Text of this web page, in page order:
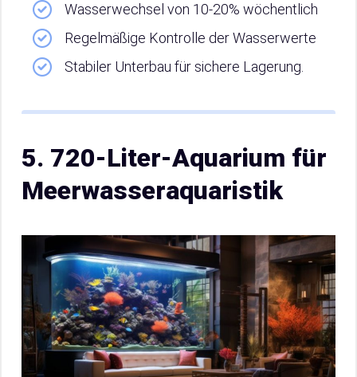
Wasserwechsel von 10-20% wöchentlich
Regelmäßige Kontrolle der Wasserwerte
Stabiler Unterbau für sichere Lagerung.
5. 720-Liter-Aquarium für
Meerwasseraquaristik